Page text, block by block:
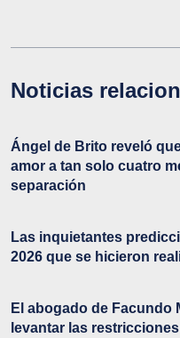
Noticias
Ángel de Brito reveló
amor a tan solo cuatro
separación
Las inquietantes
2026 que se hicieron
El abogado de Facundo
levantar las